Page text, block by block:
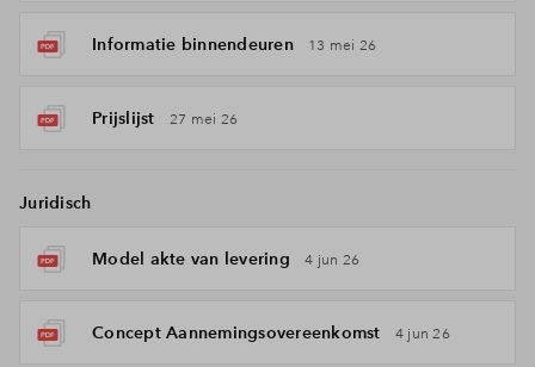
Informatie binnendeuren 13 mei 26
Prijslijst 27 mei 26
Juridisch
Model akte van levering 4 jun 26
Concept Aannemingsovereenkomst 4 jun 26